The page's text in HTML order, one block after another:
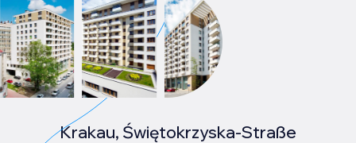
Krakau, Świętokrzyska-Straße